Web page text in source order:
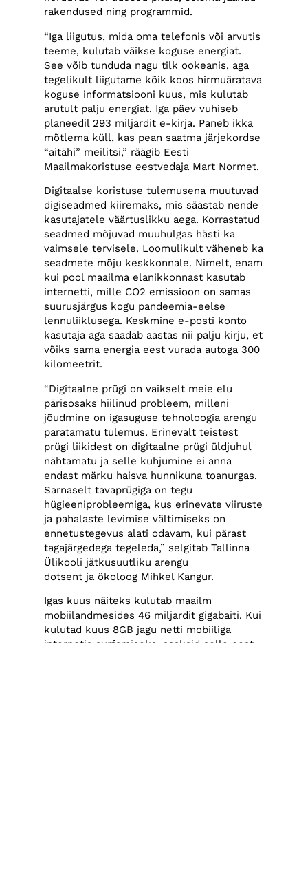
rakendused ning programmid.
“Iga liigutus, mida oma telefonis või arvutis
teeme, kulutab väikse koguse energiat.
See võib tunduda nagu tilk ookeanis, aga
tegelikult liigutame kõik koos hirmuäratava
koguse informatsiooni kuus, mis kulutab
arutult palju energiat. Iga päev vuhiseb
planeedil 293 miljardit e-kirja. Paneb ikka
mõtlema küll, kas pean saatma järjekordse
“aitähi” meilitsi,” räägib Eesti
Maailmakoristuse eestvedaja Mart Normet.
Digitaalse koristuse tulemusena muutuvad
digiseadmed kiiremaks, mis säästab nende
kasutajatele väärtuslikku aega. Korrastatud
seadmed mõjuvad muuhulgas hästi ka
vaimsele tervisele. Loomulikult väheneb ka
seadmete mõju keskkonnale. Nimelt, enam
kui pool maailma elanikkonnast kasutab
internetti, mille CO2 emissioon on samas
suurusjärgus kogu pandeemia-eelse
lennuliiklusega. Keskmine e-posti konto
kasutaja aga saadab aastas nii palju kirju, et
võiks sama energia eest vurada autoga 300
kilomeetrit.
“Digitaalne prügi on vaikselt meie elu
pärisosaks hiilinud probleem, milleni
jõudmine on igasuguse tehnoloogia arengu
paratamatu tulemus. Erinevalt teistest
prügi liikidest on digitaalne prügi üldjuhul
nähtamatu ja selle kuhjumine ei anna
endast märku haisva hunnikuna toanurgas.
Sarnaselt tavaprügiga on tegu
hügieeniprobleemiga, kus erinevate viiruste
ja pahalaste levimise vältimiseks on
ennetustegevus alati odavam, kui pärast
tagajärgedega tegeleda,” selgitab Tallinna
Ülikooli jätkusuutliku arengu
dotsent ja ökoloog Mihkel Kangur.
Igas kuus näiteks kulutab maailm
mobiilandmesides 46 miljardit gigabaiti. Kui
kulutad kuus 8GB jagu netti mobiiliga
internetis surfamiseks, saaksid selle eest